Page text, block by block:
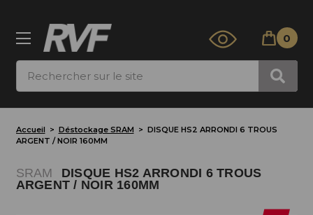
0
Accueil Déstockage SRAM
DISQUE HS2 ARRONDI 6 TROUS
ARGENT / NOIR 160MM
SRAM
DISQUE HS2 ARRONDI 6 TROUS
ARGENT / NOIR 160MM